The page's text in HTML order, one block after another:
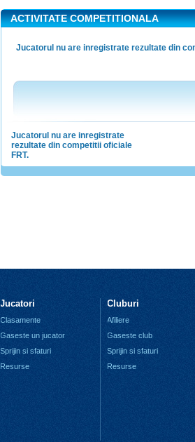
ACTIVITATE COMPETITIONALA
Jucatorul nu are inregistrate rezultate din
Jucatorul nu are inregistrate
rezultate din competitii oficiale
FRT.
Jucatori
Clasamente
Gaseste un jucator
Sprijin si sfaturi
Resurse
Cluburi
Afiliere
Gaseste club
Sprijin si sfaturi
Resurse